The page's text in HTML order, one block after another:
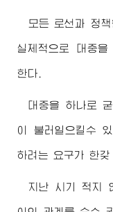
모든 로선과 정
실제적으로 대중
한다.
대중을 하나로
이 불러일으킬수
하려는 요구가 한갖
지난 시기 적지